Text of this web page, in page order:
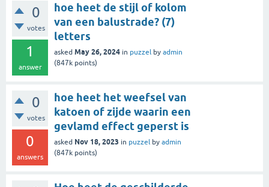
0
votes
1
answer
hoe heet de stijl of kolom
van een balustrade? (7)
letters
asked May 26, 2024 in puzzel by admin
(847k points)
0
votes
0
answers
hoe heet het weefsel van
katoen of zijde waarin een
gevlamd effect geperst is
asked Nov 18, 2023 in puzzel by admin
(847k points)